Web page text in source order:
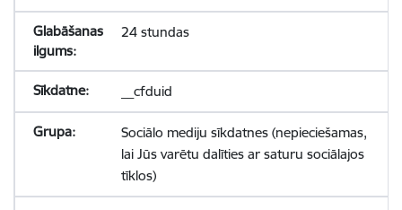
24 stundas
__cfduid
Sociālo mediju sīkdatnes (nepieciešamas,
lai Jūs varētu dalīties ar saturu sociālajos
tīklos)